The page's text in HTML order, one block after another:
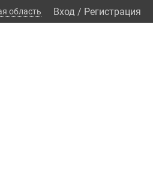
область Вход / Регистрация